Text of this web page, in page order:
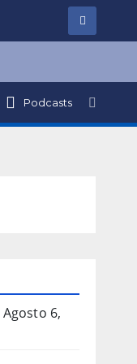
Podcasts
Agosto 6,